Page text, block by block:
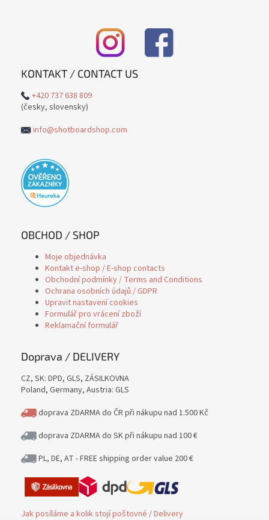
KONTAKT / CONTACT US
+420 737 638 809
(česky, slovensky)
info@shotboardshop.com
OBCHOD / SHOP
Moje objednávka
Kontakt e-shop / E-shop contacts
Obchodní podmínky / Terms and Conditions
Ochrana osobních údajů / GDPR
Upravit nastavení cookies
Formulář pro vrácení zboží
Reklamační formulář
Doprava / DELIVERY
CZ, SK: DPD, GLS, ZÁSILKOVNA
Poland, Germany, Austria: GLS
doprava ZDARMA do ČR při nákupu nad 1.500 Kč
doprava ZDARMA do SK při nákupu nad 100 €
PL, DE, AT - FREE shipping order value 200 €
Jak posíláme a kolik stojí poštovné / Delivery